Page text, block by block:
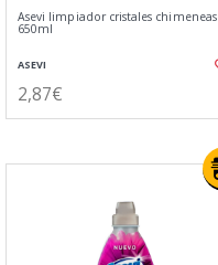
Asevi limpiador cristales chimeneas
650ml
ASEVI
2,87€